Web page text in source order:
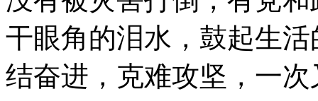
干眼角的泪水，鼓起生
结奋进，克难攻坚，一